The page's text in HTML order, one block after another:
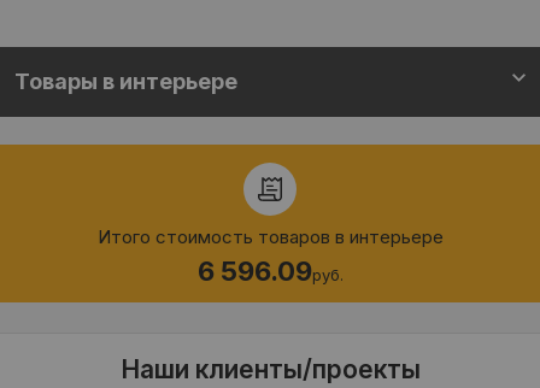
Товары в интерьере
Итого стоимость товаров в интерьере
6 596.09руб.
Наши клиенты/проекты